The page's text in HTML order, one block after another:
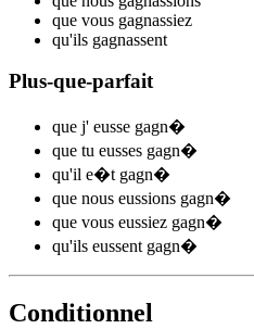
que vous gagnassiez
qu'ils gagnassent
Plus-que-parfait
que j' eusse gagn�
que tu eusses gagn�
qu'il e�t gagn�
que nous eussions gagn�
que vous eussiez gagn�
qu'ils eussent gagn�
Conditionnel